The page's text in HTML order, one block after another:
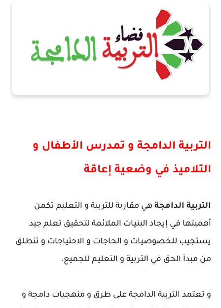
التربية الدامجة و تمدرس الأطفال و
التلاميذ في وضعية إعاقة
التربية الدامجة هي مقاربة للتربية و التعليم تكمن
أهميتها في إيجاد البنيات الملائمة لتحقيق تعلم جيد
يستجيب للخصوصيات و الحاجات و الاحتياجات و تنطلق
من مبدأ الحق في التربية و التعليم للجميع.
و تعتمد التربية الدامجة على طرق و منهجيات دامجة و